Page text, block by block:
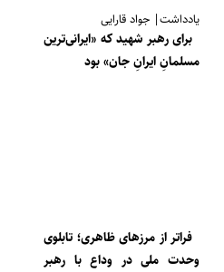
یادداشت| جواد قارایی
برای رهبر شهید که «ایرانی‌ترین
مسلمانِ ایرانِ جان» بود
فراتر از مرزهای ظاهری؛ تابلوی
وحدت ملی در وداع با رهبر